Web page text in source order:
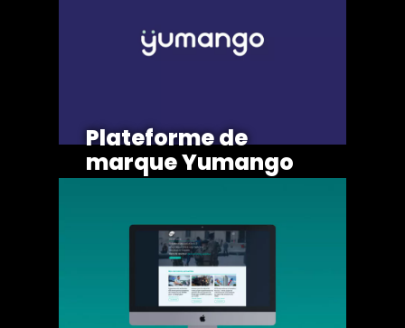
Plateforme de
marque Yumango